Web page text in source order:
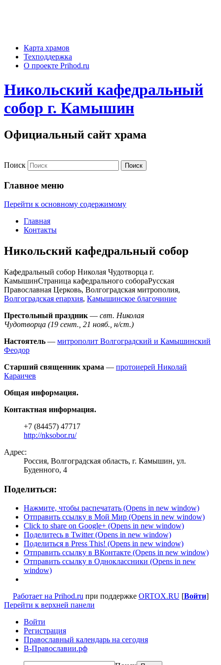
Карта храмов
Техподдержка
О проекте Prihod.ru
Никольский кафедральный
собор г. Камышин
Официальный сайт храма
Поиск
Главное меню
Перейти к основному содержимому
Главная
Контакты
Никольский кафедральный собор
Кафедральный собор Николая Чудотворца г.
КамышинСтраница кафедрального собораРусская
Православная Церковь, Волгоградская митрополия,
Волгоградская епархия, Камышинское благочиние
Престольный праздник — свт. Николая
Чудотворца (19 сент., 21 нояб., н/ст.)
Настоятель — митрополит Волгоградский и Камышинский
Феодор
Старший священник храма — протоиерей Николай
Караичев
Общая информация.
Контактная информация.
+7 (84457) 47717
http://nksobor.ru/
Адрес:
Россия, Волгоградская область, г. Камышин, ул.
Буденного, 4
Поделиться:
Нажмите, чтобы распечатать (Opens in new window)
Отправить ссылку в Мой Мир (Opens in new window)
Click to share on Google+ (Opens in new window)
Поделитесь в Twitter (Opens in new window)
Поделиться в Press This! (Opens in new window)
Отправить ссылку в ВКонтакте (Opens in new window)
Отправить ссылку в Одноклассники (Opens in new
window)
Работает на Prihod.ruпри поддержке ORTOX.RU[Войти]
Перейти к верхней панели
Войти
Регистрация
Православный календарь на сегодня
В-Православии.рф